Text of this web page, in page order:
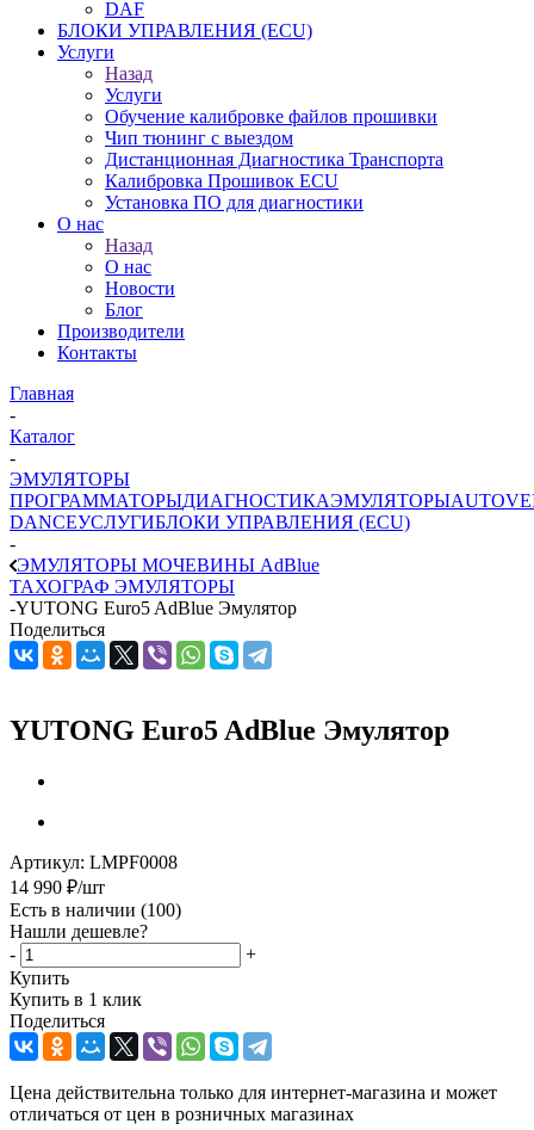
DAF
БЛОКИ УПРАВЛЕНИЯ (ECU)
Услуги
Назад
Услуги
Обучение калибровке файлов прошивки
Чип тюнинг с выездом
Дистанционная Диагностика Транспорта
Калибровка Прошивок ECU
Установка ПО для диагностики
О нас
Назад
О нас
Новости
Блог
Производители
Контакты
Главная
-
Каталог
-
ЭМУЛЯТОРЫ
ПРОГРАММАТОРЫДИАГНОСТИКАЭМУЛЯТОРЫ
DANCEУСЛУГИБЛОКИ УПРАВЛЕНИЯ (ECU)
-
ЭМУЛЯТОРЫ МОЧЕВИНЫ АdBlue
ТАХОГРАФ ЭМУЛЯТОРЫ
-YUTONG Euro5 AdBlue Эмулятор
Поделиться
YUTONG Euro5 AdBlue Эмулятор
Артикул: LMPF0008
14 990 ₽/шт
Есть в наличии (100)
Нашли дешевле?
-
+
Купить
Купить в 1 клик
Поделиться
Цена действительна только для интернет-магазина и может
отличаться от цен в розничных магазинах